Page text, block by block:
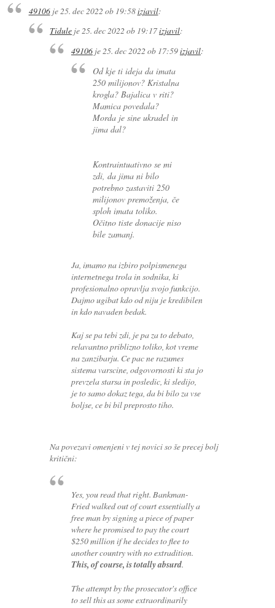
49106je 25. dec 2022 ob 19:58izjavil:
Tidule je25. dec 2022 ob 19:17izjavil:
49106je25. dec 2022 ob 17:59izjavil:
Od kje ti ideja da imata
250 milijonov? Kristalna
krogla? Bajalica v riti?
Mamica povedala?
Morda je sine ukradel in
jima dal?
Kontraintuativno se mi
zdi, da jima ni bilo
potrebno zastaviti 250
milijonov premoženja, če
sploh imata toliko.
Očitno tiste donacije niso
bile zamanj.
Ja, imamo na izbiro polpismenega
internetnega trola in sodnika, ki
profesionalno opravlja svojo funkcijo.
Dajmo ugibat kdo od niju je kredibilen
in kdo navaden bedak.
Kaj se pa tebi zdi, je pa za to debato,
relavantno priblizno toliko, kot vreme
na zanzibarju. Ce pac ne razumes
sistema varscine, odgovornosti ki sta jo
prevzela starsa in posledic, ki sledijo,
je to samo dokaz tega, da bi bilo za vse
boljse, ce bi bil preprosto tiho.
Na povezavi omenjeni v tej novici so še precej bolj
kritični:
Yes, you read that right. Bankman-
Fried walked out of court essentially a
free man by signing a piece of paper
where he promised to pay the court
$250 million if he decides to flee to
another country with no extradition.
This, of course, is totally absurd.
The attempt by the prosecutor's office
to sell this as some extraordinarily